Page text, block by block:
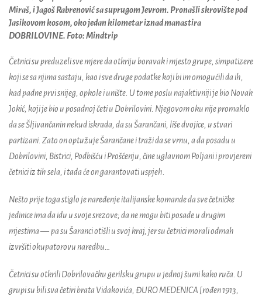
Miraš, i Jagoš Rabrenović sa suprugom Jevrom. Pronašli skrovište pod
Jasikovom kosom, oko jedan kilometar iznad manastira
DOBRILOVINE. Foto: Mindtrip
Četnici su preduzeli sve mjere da otkriju boravak i mjesto grupe, simpatizere
koji se sa njima sastaju, kao i sve druge podatke koji bi im omogućili da ih,
kad padne prvi snijeg, opkole i unište. U tome poslu najaktivniji je bio Novak
Jokić, koji je bio u posadnoj četi u Dobrilovini. Njegovom oku nije promaklo
da se Šljivančanin nekud iskrada, da su Šarančani, liše dvojice, u stvari
partizani. Zato on optužuje Šarančane i traži da se vrnu, a da posadu u
Dobrilovini, Bistrici, Podbišću i Prošćenju, čine uglavnom Poljani i provjereni
četnici iz tih sela, i tada će on garantovati uspjeh.
Nešto prije toga stiglo je naređenje italijanske komande da sve četničke
jedinice ima da idu u svoje srezove; da ne mogu biti posade u drugim
mjestima—pa su Šaranci otišli u svoj kraj, jer su četnici morali odmah
izvršiti okupatorovu naredbu…
Četnici su otkrili Dobrilovačku gerilsku grupu u jednoj šumi kako ruča. U
grupi su bili sva četiri brata Vidakovića, ĐURO MEDENICA [rođen 1913,